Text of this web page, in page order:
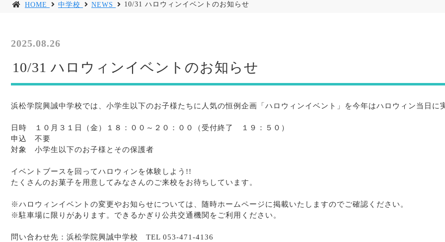
HOME 中学校 NEWS 10/31 ハロウィンイベントのお知らせ
2025.08.26
10/31 ハロウィンイベントのお知らせ
浜松学院興誠中学校では、小学生以下のお子様たちに人気の恒例企画「ハロウィンイベント」を今年はハロウィン当日に
日時 １０月３１日（金）１８：００～２０：００（受付終了 １９：５０）
申込 不要
対象 小学生以下のお子様とその保護者
イベントブースを回ってハロウィンを体験しよう!!
たくさんのお菓子を用意してみなさんのご来校をお待ちしています。
※ハロウィンイベントの変更やお知らせについては、随時ホームページに掲載いたしますのでご確認ください。
※駐車場に限りがあります。できるかぎり公共交通機関をご利用ください。
問い合わせ先：浜松学院興誠中学校 TEL 053-471-4136